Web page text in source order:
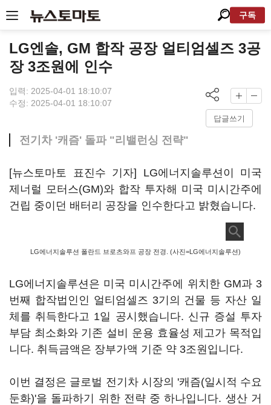
구독
LG엔솔, GM 합작 공장 얼티엄셀즈 3공
장 3조원에 인수
입력: 2025-04-01 18:10:07
수정: 2025-04-01 18:10:07
답글쓰기
전기차 '캐즘' 돌파 "리밸런싱 전략"
[뉴스토마토 표진수 기자] LG에너지솔루션이 미국
제너럴 모터스(GM)와 합작 투자해 미국 미시간주에
건립 중이던 배터리 공장을 인수한다고 밝혔습니다.
LG에너지솔루션 폴란드 브로츠와프 공장 전경. (사진=LG에너지솔루션)
LG에너지솔루션은 미국 미시간주에 위치한 GM과 3
번째 합작법인인 얼티엄셀즈 3기의 건물 등 자산 일
체를 취득한다고 1일 공시했습니다. 신규 증설 투자
부담 최소화와 기존 설비 운용 효율성 제고가 목적입
니다. 취득금액은 장부가액 기준 약 3조원입니다.
이번 결정은 글로벌 전기차 시장의 '캐즘(일시적 수요
둔화)'을 돌파하기 위한 전략 중 하나입니다. 생산 거